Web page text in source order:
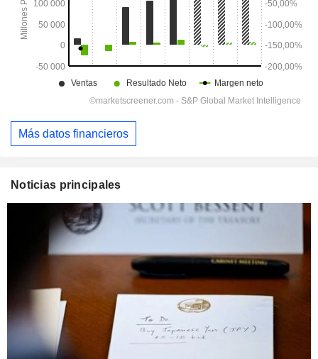
Más datos financieros
Noticias principales